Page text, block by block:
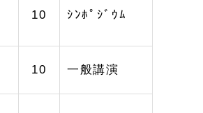
10 ｼﾝﾎﾟｼﾞｳﾑ
10 一般講演